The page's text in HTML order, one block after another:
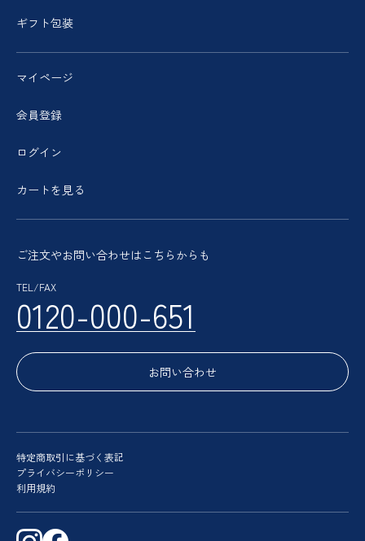
ギフト包装
マイページ
会員登録
ログイン
カートを見る
ご注文やお問い合わせはこちらからも
TEL/FAX
0120-000-651
お問い合わせ
特定商取引に基づく表記
プライバシーポリシー
利用規約